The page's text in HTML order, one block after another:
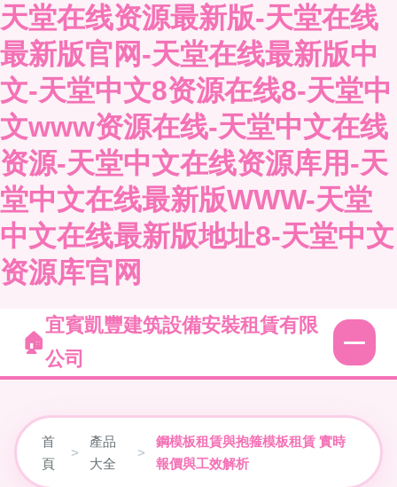
天堂在线资源最新版-天堂在线
最新版官网-天堂在线最新版中
文-天堂中文8资源在线8-天堂中
文www资源在线-天堂中文在线
资源-天堂中文在线资源库用-天
堂中文在线最新版WWW-天堂
中文在线最新版地址8-天堂中文
资源库官网
宜賓凱豐建筑設備安裝租賃有限
公司
首
頁
>
產品
大全
>
鋼模板租賃與抱箍模板租賃 實時
報價與工效解析